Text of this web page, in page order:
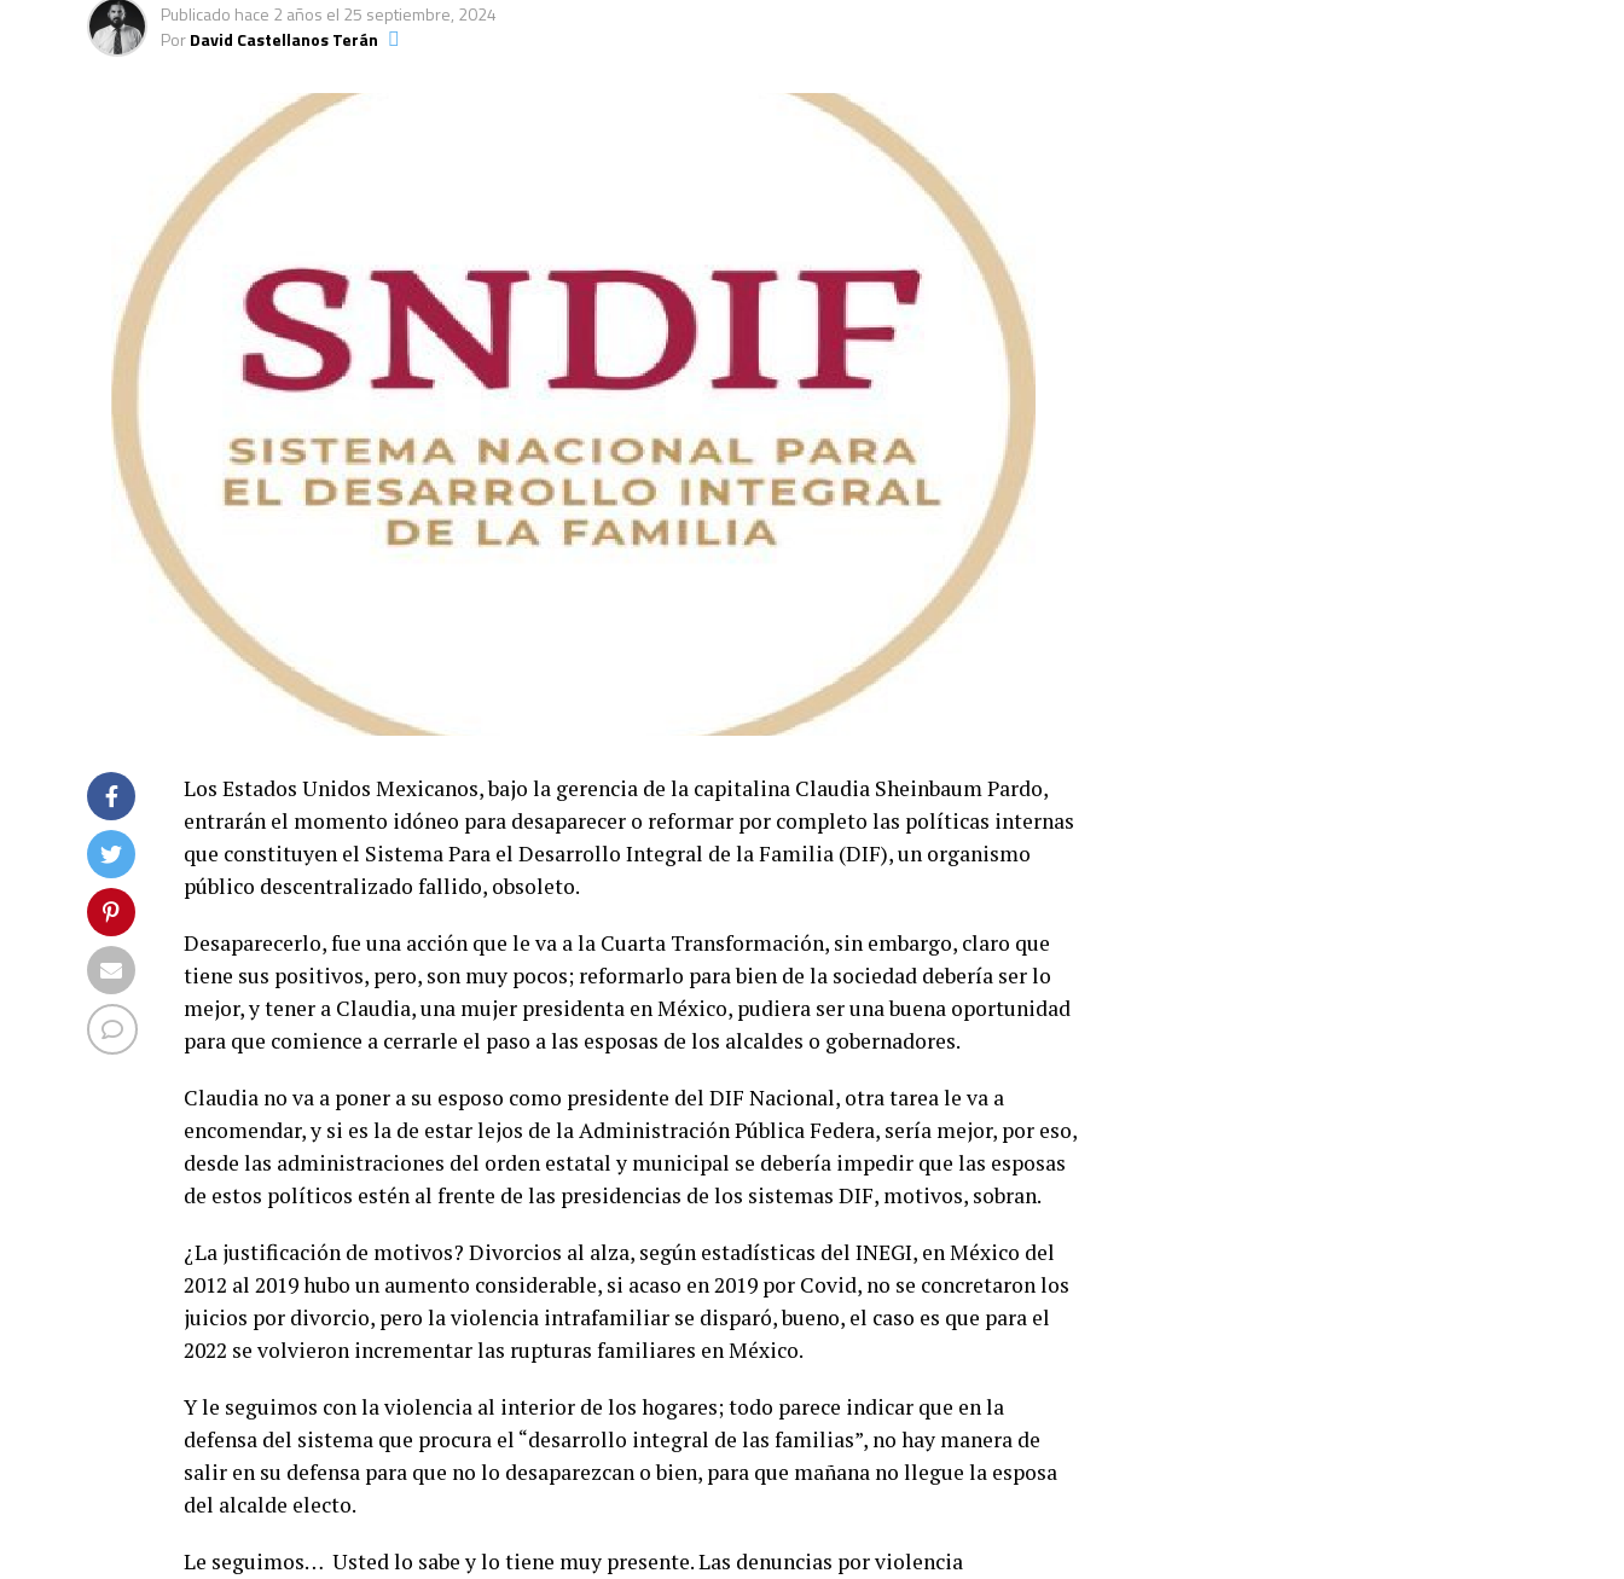
Publicado hace 2 años el 25 septiembre, 2024
PorDavid Castellanos Terán
Los Estados Unidos Mexicanos, bajo la gerencia de la capitalina Claudia Sheinbaum Pardo,
entrarán el momento idóneo para desaparecer o reformar por completo las políticas internas
que constituyen el Sistema Para el Desarrollo Integral de la Familia (DIF), un organismo
público descentralizado fallido, obsoleto.
Desaparecerlo, fue una acción que le va a la Cuarta Transformación, sin embargo, claro que
tiene sus positivos, pero, son muy pocos; reformarlo para bien de la sociedad debería ser lo
mejor, y tener a Claudia, una mujer presidenta en México, pudiera ser una buena oportunidad
para que comience a cerrarle el paso a las esposas de los alcaldes o gobernadores.
Claudia no va a poner a su esposo como presidente del DIF Nacional, otra tarea le va a
encomendar, y si es la de estar lejos de la Administración Pública Federa, sería mejor, por eso,
desde las administraciones del orden estatal y municipal se debería impedir que las esposas
de estos políticos estén al frente de las presidencias de los sistemas DIF, motivos, sobran.
¿La justificación de motivos? Divorcios al alza, según estadísticas del INEGI, en México del
2012 al 2019 hubo un aumento considerable, si acaso en 2019 por Covid, no se concretaron los
juicios por divorcio, pero la violencia intrafamiliar se disparó, bueno, el caso es que para el
2022 se volvieron incrementar las rupturas familiares en México.
Y le seguimos con la violencia al interior de los hogares; todo parece indicar que en la
defensa del sistema que procura el “desarrollo integral de las familias”, no hay manera de
salir en su defensa para que no lo desaparezcan o bien, para que mañana no llegue la esposa
del alcalde electo.
Le seguimos… Usted lo sabe y lo tiene muy presente. Las denuncias por violencia